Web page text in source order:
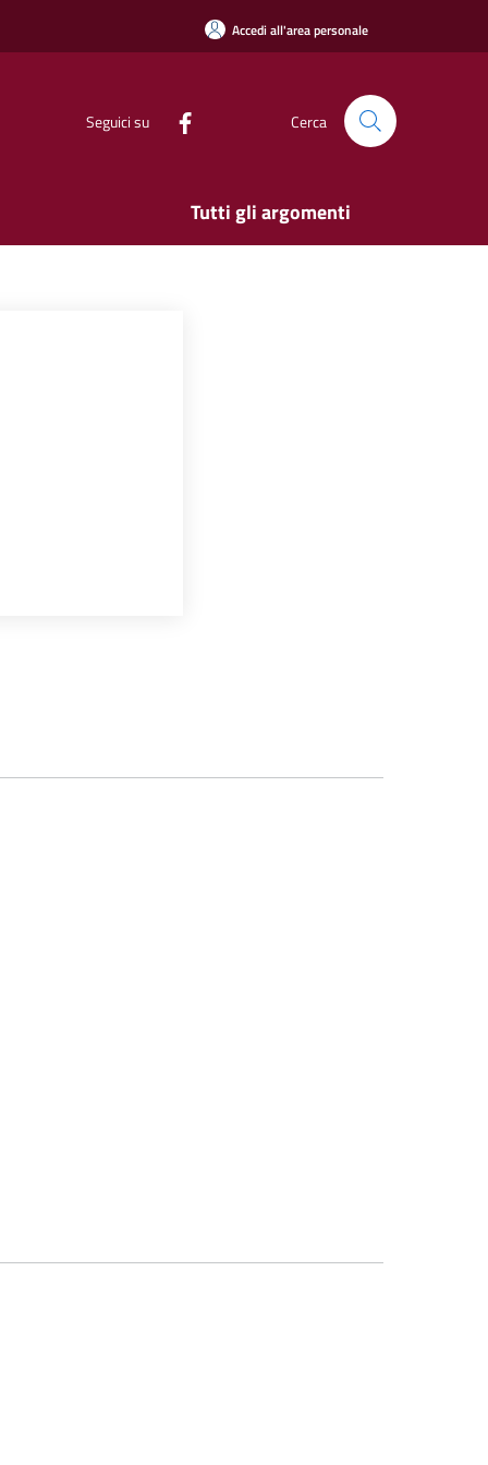
Accedi all'area personale
Seguici su Cerca
Tutti gli argomenti